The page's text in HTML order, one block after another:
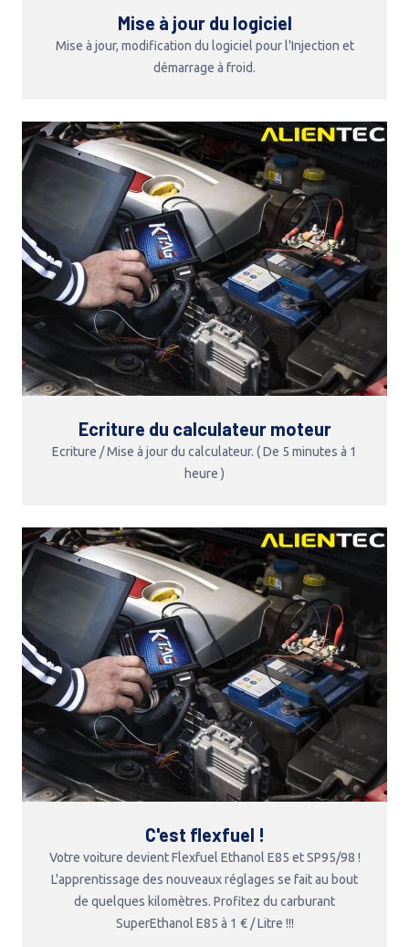
Mise à jour du logiciel
Mise à jour, modification du logiciel pour l'Injection et
démarrage à froid.
Ecriture du calculateur moteur
Ecriture / Mise à jour du calculateur. ( De 5 minutes à 1
heure )
C'est flexfuel !
Votre voiture devient Flexfuel Ethanol E85 et SP95/98 !
L'apprentissage des nouveaux réglages se fait au bout
de quelques kilomètres. Profitez du carburant
SuperEthanol E85 à 1 € / Litre !!!